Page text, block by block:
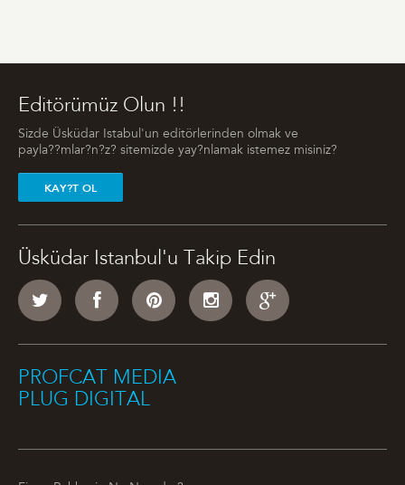
Editörümüz Olun !!
Sizde Üsküdar Istabul'un editörlerinden olmak ve
payla??mlar?n?z? sitemizde yay?nlamak istemez misiniz?
KAY?T OL
Üsküdar Istanbul'u Takip Edin
PROFCAT MEDIA
PLUG DIGITAL